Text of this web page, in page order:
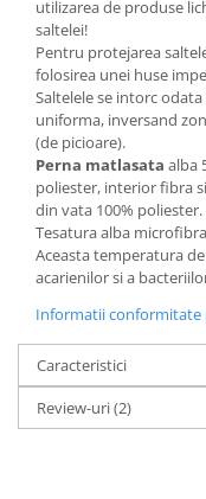
utilizarea de produse
saltelei!
Pentru protejarea
folosirea unei huse
Saltelele se intorc
uniforma, inversand
(de picioare).
Perna matlasata alba
poliester, interior fibra
din vata 100% poliester.
Tesatura alba
Aceasta temperatura
acarienilor si a
Informatii conformitate
Caracteristici
Review-uri(2)